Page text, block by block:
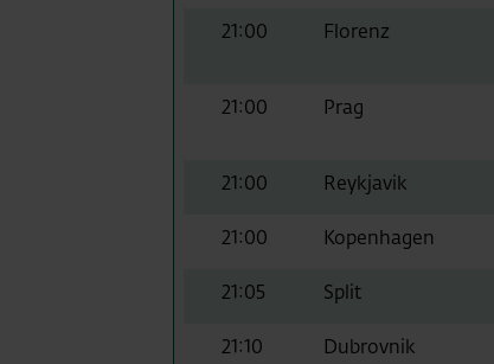
21:00 Florenz
21:00 Prag
21:00 Reykjavik
21:00 Kopenhagen
21:05 Split
21:10 Dubrovnik